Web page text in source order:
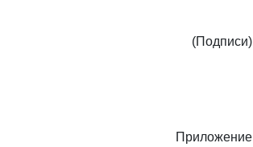
(Подписи)
Приложение